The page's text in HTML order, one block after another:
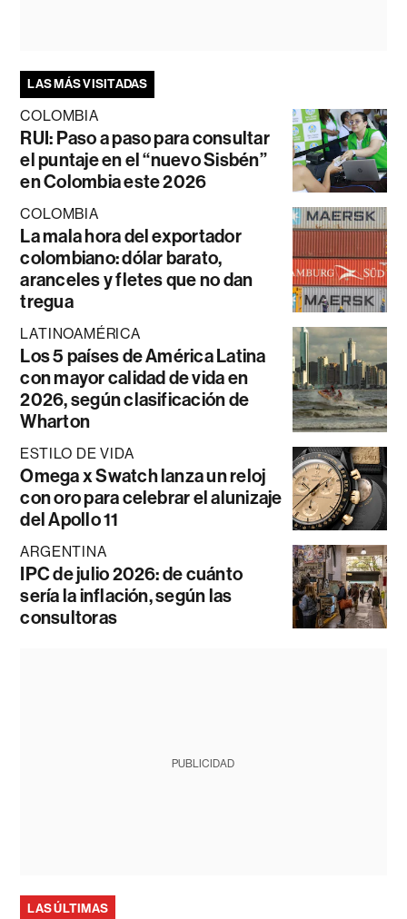
LAS MÁS VISITADAS
COLOMBIA
RUI: Paso a paso para consultar
el puntaje en el “nuevo Sisbén”
en Colombia este 2026
COLOMBIA
La mala hora del exportador
colombiano: dólar barato,
aranceles y fletes que no dan
tregua
LATINOAMÉRICA
Los 5 países de América Latina
con mayor calidad de vida en
2026, según clasificación de
Wharton
ESTILO DE VIDA
Omega x Swatch lanza un reloj
con oro para celebrar el alunizaje
del Apollo 11
ARGENTINA
IPC de julio 2026: de cuánto
sería la inflación, según las
consultoras
PUBLICIDAD
LAS ÚLTIMAS